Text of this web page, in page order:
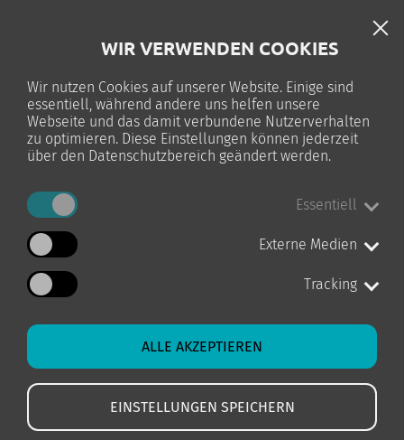
0
STARTSEITE
WIR VERWENDEN COOKIES
Wir nutzen Cookies auf unserer Website. Einige sind
essentiell, während andere uns helfen unsere
Webseite und das damit verbundene Nutzerverhalten
zu optimieren. Diese Einstellungen können jederzeit
über den Datenschutzbereich geändert werden.
Essentiell
Externe Medien
Tracking
ALLE AKZEPTIEREN
EINSTELLUNGEN SPEICHERN